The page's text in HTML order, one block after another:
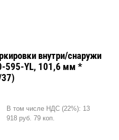
внутри/снаружи
595-YL, 101,6 мм *
В том числе НДС (22%): 13
918 руб. 79 коп.